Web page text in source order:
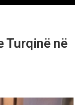
Turqinë në